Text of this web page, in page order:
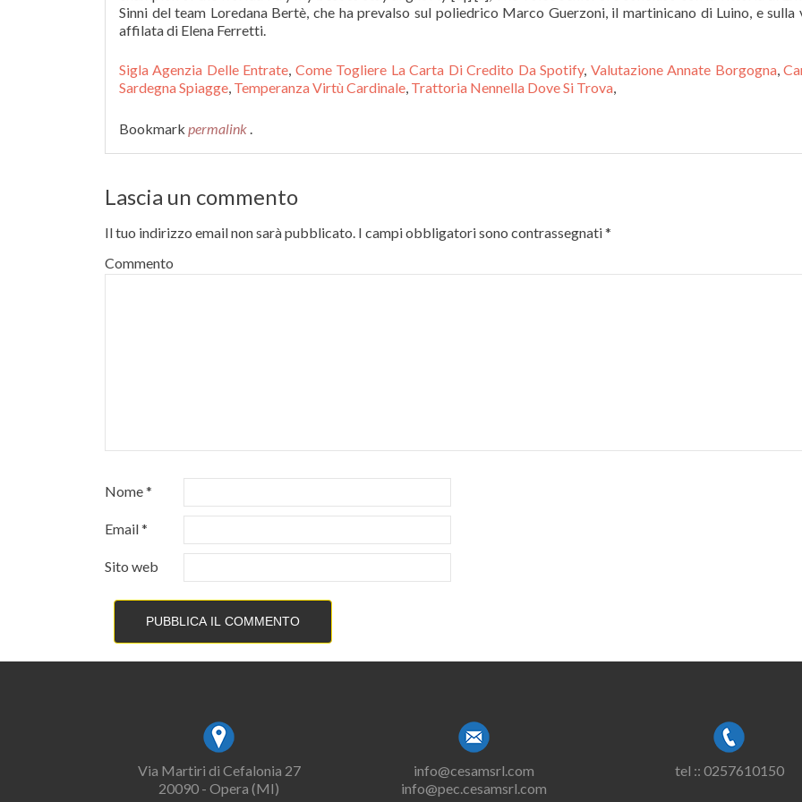
Sigla Agenzia Delle Entrate, Come Togliere La Carta Di Credito Da Spotify, Valutazione Annate Borgogna,
Sardegna Spiagge, Temperanza Virtù Cardinale, Trattoria Nennella Dove Si Trova,
Bookmark permalink .
Lascia un commento
Il tuo indirizzo email non sarà pubblicato. I campi obbligatori sono contrassegnati*
Commento
Nome*
Email*
Sito web
Via Martiri di Cefalonia 27
20090 - Opera (MI)
info@cesamsrl.com
info@pec.cesamsrl.com
tel :: 0257610150